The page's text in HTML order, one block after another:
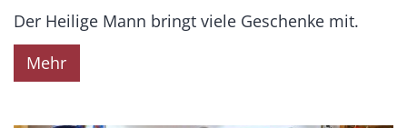
Der Heilige Mann bringt viele Geschenke mit.
Mehr